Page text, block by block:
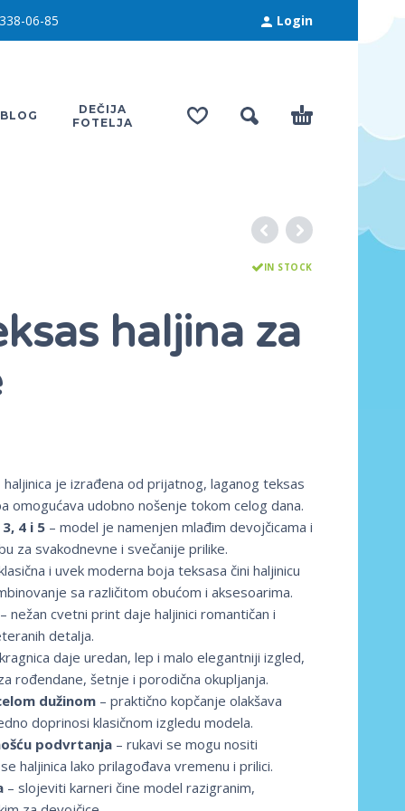
06-85 Login
BLOG
DEČIJA
FOTELJA
IN STOCK
haljina za
je izrađena od prijatnog, laganog teksas
omogućava udobno nošenje tokom celog dana.
4 i 5 – model je namenjen mlađim devojčicama i
za svakodnevne i svečanije prilike.
i uvek moderna boja teksasa čini haljinicu
sa različitom obućom i aksesoarima.
nežan cvetni print daje haljinici romantičan i
detalja.
daje uredan, lep i malo elegantniji izgled,
rođendane, šetnje i porodična okupljanja.
dužinom – praktično kopčanje olakšava
doprinosi klasičnom izgledu modela.
podvrtanja – rukavi se mogu nositi
haljinica lako prilagođava vremenu i prilici.
– slojeviti karneri čine model razigranim,